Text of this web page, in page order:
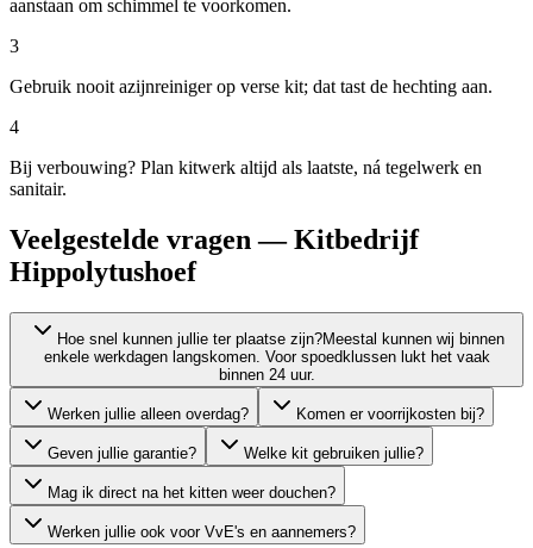
aanstaan om schimmel te voorkomen.
3
Gebruik nooit azijnreiniger op verse kit; dat tast de hechting aan.
4
Bij verbouwing? Plan kitwerk altijd als laatste, ná tegelwerk en
sanitair.
Veelgestelde vragen — Kitbedrijf
Hippolytushoef
Hoe snel kunnen jullie ter plaatse zijn?Meestal kunnen wij binnen
enkele werkdagen langskomen. Voor spoedklussen lukt het vaak
binnen 24 uur.
Werken jullie alleen overdag? Komen er voorrijkosten bij?
Geven jullie garantie? Welke kit gebruiken jullie?
Mag ik direct na het kitten weer douchen?
Werken jullie ook voor VvE's en aannemers?